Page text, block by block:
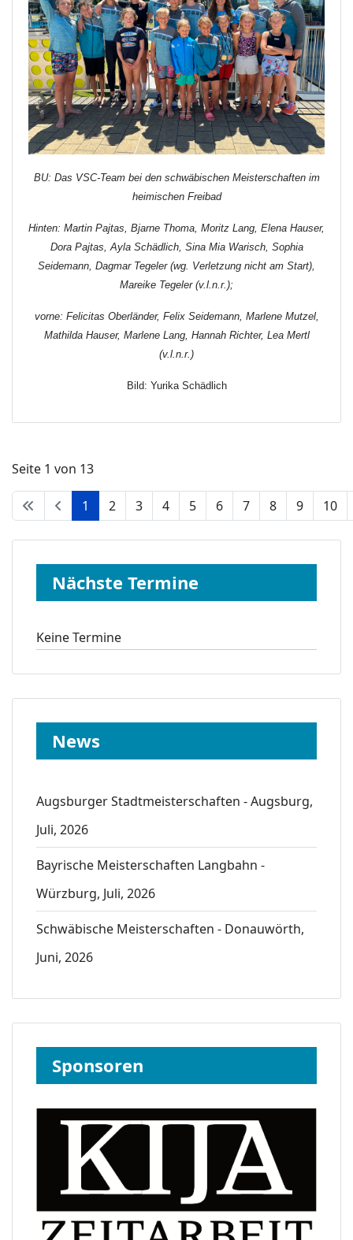
BU: Das VSC-Team bei den schwäbischen Meisterschaften im
heimischen Freibad
Hinten: Martin Pajtas, Bjarne Thoma, Moritz Lang, Elena Hauser,
Dora Pajtas, Ayla Schädlich, Sina Mia Warisch, Sophia
Seidemann, Dagmar Tegeler (wg. Verletzung nicht am Start),
Mareike Tegeler (v.l.n.r.);
vorne: Felicitas Oberländer, Felix Seidemann, Marlene Mutzel,
Mathilda Hauser, Marlene Lang, Hannah Richter, Lea Mertl
(v.l.n.r.)
Bild: Yurika Schädlich
Seite 1 von 13
1 2 3 4 5 6 7 8 9 10
Nächste Termine
Keine Termine
News
Augsburger Stadtmeisterschaften - Augsburg,
Juli, 2026
Bayrische Meisterschaften Langbahn -
Würzburg, Juli, 2026
Schwäbische Meisterschaften - Donauwörth,
Juni, 2026
Sponsoren